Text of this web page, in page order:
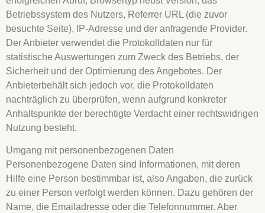
Betriebssystem des Nutzers, Referrer URL (die zuvor
besuchte Seite), IP-Adresse und der anfragende Provider.
Der Anbieter verwendet die Protokolldaten nur für
statistische Auswertungen zum Zweck des Betriebs, der
Sicherheit und der Optimierung des Angebotes. Der
Anbieterbehält sich jedoch vor, die Protokolldaten
nachträglich zu überprüfen, wenn aufgrund konkreter
Anhaltspunkte der berechtigte Verdacht einer rechtswidrigen
Nutzung besteht.
Umgang mit personenbezogenen Daten
Personenbezogene Daten sind Informationen, mit deren
Hilfe eine Person bestimmbar ist, also Angaben, die zurück
zu einer Person verfolgt werden können. Dazu gehören der
Name, die Emailadresse oder die Telefonnummer. Aber